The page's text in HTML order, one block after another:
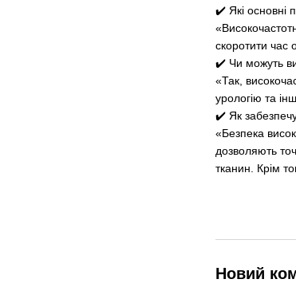
✔️ Які основні
скоротити час
✔️ Чи можуть
«Так,
урологію та
✔️ Як
«Безпека
дозволяють
тканин. Крім
Новий